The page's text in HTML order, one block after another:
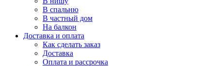
В спальню
В частный дом
На балкон
Доставка и оплата
Как сделать заказ
Доставка
Оплата и рассрочка